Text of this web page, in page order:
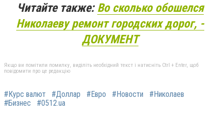
Читайте также:Во сколько обошелся
Николаеву ремонт городских дорог, -
ДОКУМЕНТ
Якщо ви помітили помилку, виділіть необхідний текст і натисніть Ctrl + Enter, щоб
повідомити про це редакцію
#Курс валют #Доллар #Евро #Новости
#Николаев
#Бизнес
#0512.ua